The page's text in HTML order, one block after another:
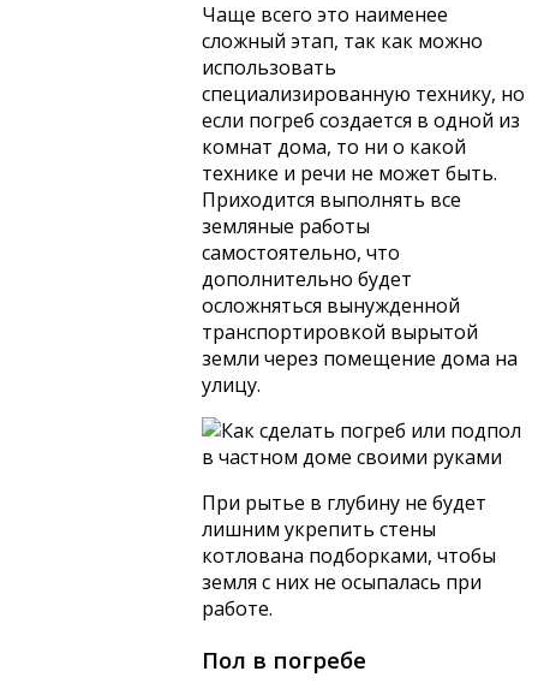
Чаще всего это наименее
сложный этап, так как можно
использовать
специализированную технику, но
если погреб создается в одной из
комнат дома, то ни о какой
технике и речи не может быть.
Приходится выполнять все
земляные работы
самостоятельно, что
дополнительно будет
осложняться вынужденной
транспортировкой вырытой
земли через помещение дома на
улицу.
При рытье в глубину не будет
лишним укрепить стены
котлована подборками, чтобы
земля с них не осыпалась при
работе.
Пол в погребе